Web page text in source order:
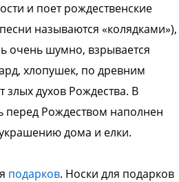
и поет рождественские
называются «колядками»),
очень шумно, взрывается
хлопушек, по древним
злых духов Рождества. В
перед Рождеством наполнен
дома и елки.
подарков. Носки для подарков